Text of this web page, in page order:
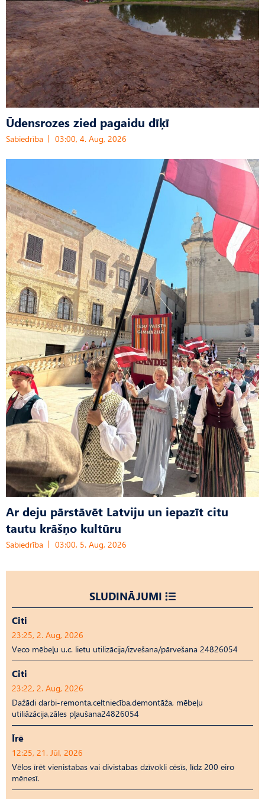
Ūdensrozes zied pagaidu dīķī
Sabiedrība 03:00, 4. Aug, 2026
Ar deju pārstāvēt Latviju un iepazīt citu
tautu krāšņo kultūru
Sabiedrība 03:00, 5. Aug, 2026
SLUDINĀJUMI
Citi
23:25, 2. Aug, 2026
Veco mēbeļu u.c. lietu utilizācija/izvešana/pārvešana 24826054
Citi
23:22, 2. Aug, 2026
Dažādi darbi-remonta,celtniecība,demontāža, mēbeļu
utiliāzācija,zāles pļaušana24826054
Īrē
12:25, 21. Jūl, 2026
Vēlos īrēt vienistabas vai divistabas dzīvokli cēsīs, līdz 200 eiro
mēnesī.